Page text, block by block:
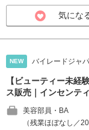
気にな
NEW バイレードジャ
【ビューティー未経
ス販売｜インセンテ
美容部員・BA
（残業ほぼなし／